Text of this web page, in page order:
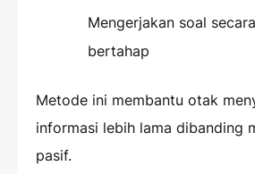
Mengerjakan soal secara
bertahap
Metode ini membantu otak
informasi lebih lama dibanding
pasif.